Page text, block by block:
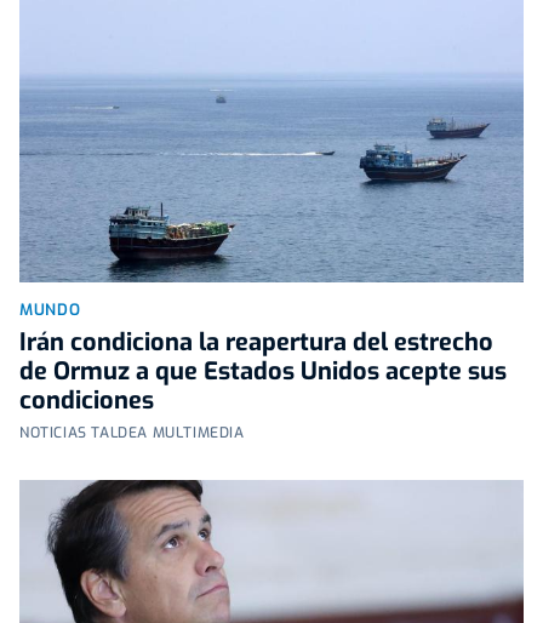
MUNDO
Irán condiciona la reapertura del estrecho
de Ormuz a que Estados Unidos acepte sus
condiciones
NOTICIAS TALDEA MULTIMEDIA